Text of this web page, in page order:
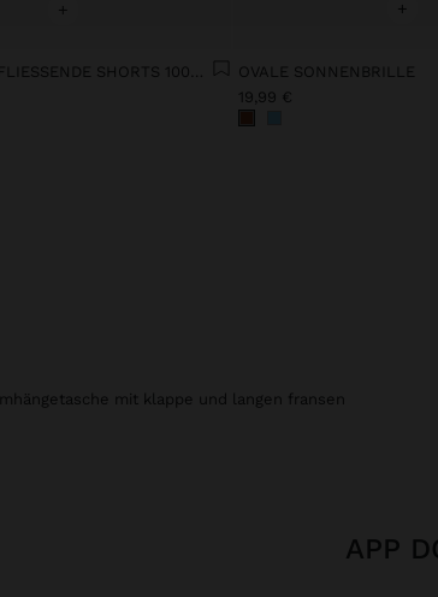
+ +
OVALE SONNENBRILLE
19,99 €
umhängetasche mit klappe und langen fransen
APP